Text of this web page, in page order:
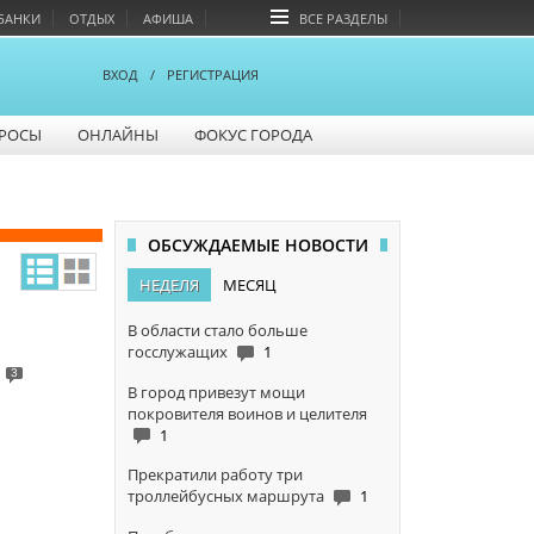
ОТДЫХ АФИША ВСЕ РАЗДЕЛЫ
ВХОД / РЕГИСТРАЦИЯ
ОНЛАЙНЫ ФОКУС ГОРОДА
3
ОБСУЖДАЕМЫЕ НОВОСТИ
НЕДЕЛЯ МЕСЯЦ
В области стало больше
госслужащих
1
В город привезут мощи
покровителя воинов и целителя
1
Прекратили работу три
троллейбусных маршрута
1